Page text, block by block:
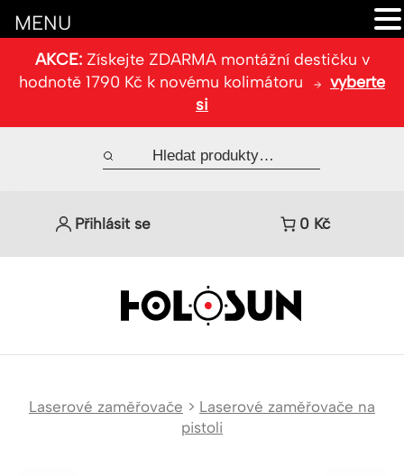
AKCE:Získejte ZDARMA montážní destičku v
hodnotě 1790 Kč k novému kolimátoru
vyberte
si
Přihlásit se 0 Kč
Laserové zaměřovače > Laserové zaměřovače na
pistoli
MENU